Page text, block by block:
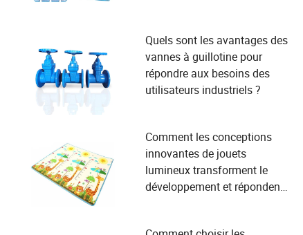
Quels sont les avantages des
vannes à guillotine pour
répondre aux besoins des
utilisateurs industriels ?
Comment les conceptions
innovantes de jouets
lumineux transforment le
développement et répondent